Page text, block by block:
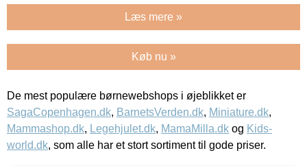
Læs mere »
Køb nu »
De mest populære børnewebshops i øjeblikket er
SagaCopenhagen.dk, BarnetsVerden.dk, Miniature.dk,
Mammashop.dk, Legehjulet.dk, MamaMilla.dk og Kids-
world.dk, som alle har et stort sortiment til gode priser.